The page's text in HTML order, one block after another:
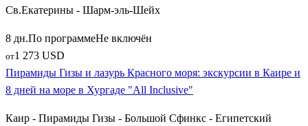
Св.Екатерины - Шарм-эль-Шейх
8 дн.По программеНе включён
от1 273 USD
Пирамиды Гизы и лазурь Красного моря: экскурсии в Каире и
8 дней на море в Хургаде "All Inclusive"
Каир - Пирамиды Гизы - Большой Сфинкс - Египетский